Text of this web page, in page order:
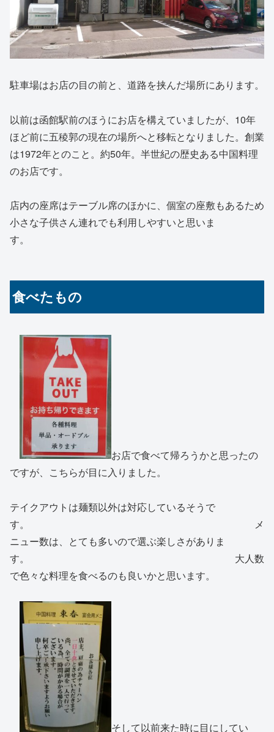
駐車場はお店の目の前と、道路を挟んだ場所にあります。
以前は函館駅前のほうにお店を構えていましたが、10年
ほど前に五稜郭の現在の場所へと移転となりました。創業
は1972年とのこと。約50年。半世紀の歴史ある中国料理
のお店です。
店内の座席はテーブル席のほかに、個室の座敷もあるため
小さな子供さん連れでも利用しやすいと思いま
す。
食べたもの
お店で食べて帰ろうかと思ったの
ですが、こちらが目に入りました。
テイクアウトは麺類以外は対応しているそうで
す。 メ
ニュー数は、とても多いので選ぶ楽しさがありま
す。 大人数
で色々な料理を食べるのも良いかと思います。
そして以前来た時に目にしてい